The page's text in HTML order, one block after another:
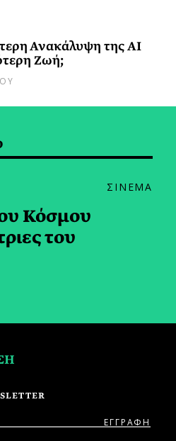
Ανακάλυψη της AI
Ζωή;
ΣΙΝΕΜΑ
Κόσμου
του